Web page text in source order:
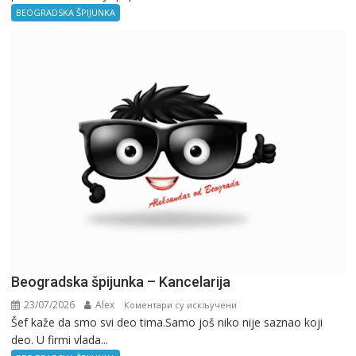
BEOGRADSKA ŠPIJUNKA
Beogradska špijunka – Kancelarija
23/07/2026 Alex Коментари су искључени
Beogradska
Šef kaže da smo svi deo tima.Samo još niko nije saznao koji
deo. U firmi vlada...